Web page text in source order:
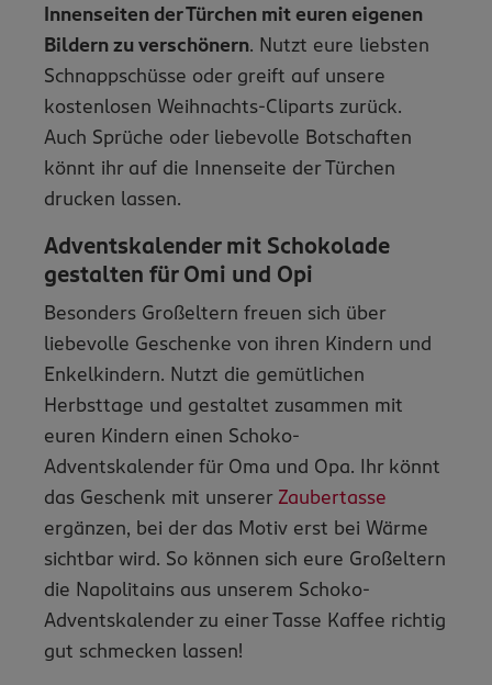
Innenseiten der Türchen mit euren eigenen
Bildern zu verschönern. Nutzt eure liebsten
Schnappschüsse oder greift auf unsere
kostenlosen Weihnachts-Cliparts zurück.
Auch Sprüche oder liebevolle Botschaften
könnt ihr auf die Innenseite der Türchen
drucken lassen.
Adventskalender mit Schokolade
gestalten für Omi und Opi
Besonders Großeltern freuen sich über
liebevolle Geschenke von ihren Kindern und
Enkelkindern. Nutzt die gemütlichen
Herbsttage und gestaltet zusammen mit
euren Kindern einen Schoko-
Adventskalender für Oma und Opa. Ihr könnt
das Geschenk mit unserer Zaubertasse
ergänzen, bei der das Motiv erst bei Wärme
sichtbar wird. So können sich eure Großeltern
die Napolitains aus unserem Schoko-
Adventskalender zu einer Tasse Kaffee richtig
gut schmecken lassen!